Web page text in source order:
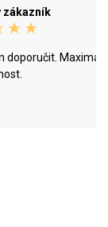
zákazník
doporučit.